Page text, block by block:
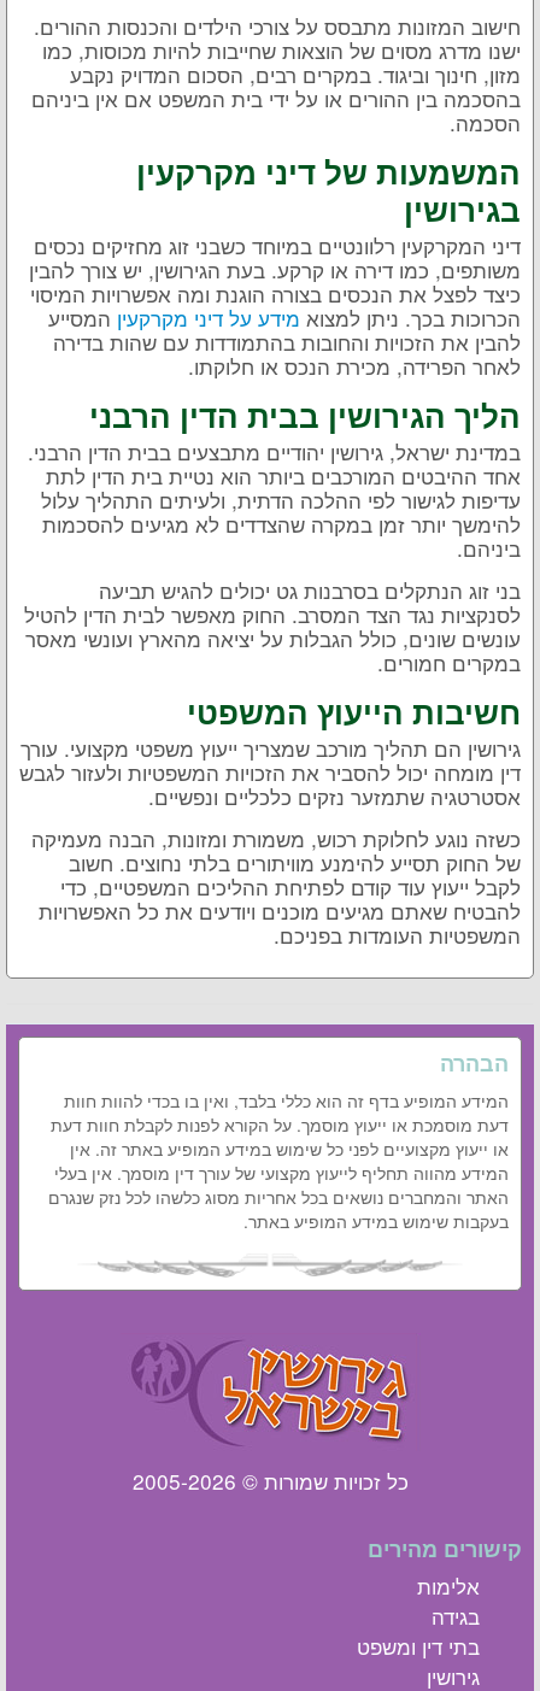
חישוב המזונות מתבסס על צורכי הילדים והכנסות ההורים.
ישנו מדרג מסוים של הוצאות שחייבות להיות מכוסות, כמו
מזון, חינוך וביגוד. במקרים רבים, הסכום המדויק נקבע
בהסכמה בין ההורים או על ידי בית המשפט אם אין ביניהם
הסכמה.
המשמעות של דיני מקרקעין
בגירושין
דיני המקרקעין רלוונטיים במיוחד כשבני זוג מחזיקים נכסים
משותפים, כמו דירה או קרקע. בעת הגירושין, יש צורך להבין
כיצד לפצל את הנכסים בצורה הוגנת ומה אפשרויות המיסוי
הכרוכות בכך. ניתן למצוא מידע על דיני מקרקעין המסייע
להבין את הזכויות והחובות בהתמודדות עם שהות בדירה
לאחר הפרידה, מכירת הנכס או חלוקתו.
הליך הגירושין בבית הדין הרבני
במדינת ישראל, גירושין יהודיים מתבצעים בבית הדין הרבני.
אחד ההיבטים המורכבים ביותר הוא נטיית בית הדין לתת
עדיפות לגישור לפי ההלכה הדתית, ולעיתים התהליך עלול
להימשך יותר זמן במקרה שהצדדים לא מגיעים להסכמות
ביניהם.
בני זוג הנתקלים בסרבנות גט יכולים להגיש תביעה
לסנקציות נגד הצד המסרב. החוק מאפשר לבית הדין להטיל
עונשים שונים, כולל הגבלות על יציאה מהארץ ועונשי מאסר
במקרים חמורים.
חשיבות הייעוץ המשפטי
גירושין הם תהליך מורכב שמצריך ייעוץ משפטי מקצועי. עורך
דין מומחה יכול להסביר את הזכויות המשפטיות ולעזור לגבש
אסטרטגיה שתמזער נזקים כלכליים ונפשיים.
כשזה נוגע לחלוקת רכוש, משמורת ומזונות, הבנה מעמיקה
של החוק תסייע להימנע מוויתורים בלתי נחוצים. חשוב
לקבל ייעוץ עוד קודם לפתיחת ההליכים המשפטיים, כדי
להבטיח שאתם מגיעים מוכנים ויודעים את כל האפשרויות
המשפטיות העומדות בפניכם.
הבהרה
המידע המופיע בדף זה הוא כללי בלבד, ואין בו בכדי להוות חוות
דעת מוסמכת או ייעוץ מוסמך. על הקורא לפנות לקבלת חוות דעת
או ייעוץ מקצועיים לפני כל שימוש במידע המופיע באתר זה. אין
המידע מהווה תחליף לייעוץ מקצועי של עורך דין מוסמך. אין בעלי
האתר והמחברים נושאים בכל אחריות מסוג כלשהו לכל נזק שנגרם
בעקבות שימוש במידע המופיע באתר.
כל זכויות שמורות © 2005-2026
קישורים מהירים
אלימות
בגידה
בתי דין ומשפט
גירושין